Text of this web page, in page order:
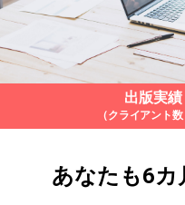
出版実績
（クライアント
あなたも6カ